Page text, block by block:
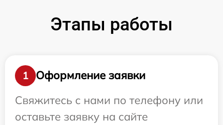
Этапы работы
1
Оформление заявки
Свяжитесь с нами по телефону или
оставьте заявку на сайте